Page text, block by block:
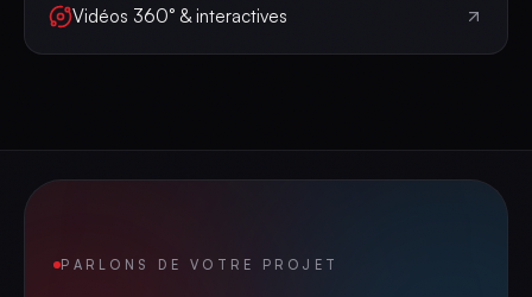
Vidéos 360° & interactives
PARLONS DE VOTRE PROJET